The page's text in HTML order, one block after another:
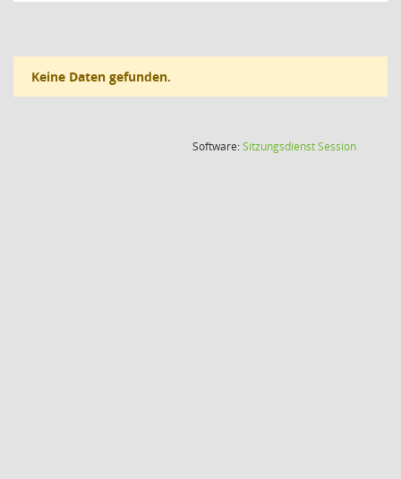
Keine Daten gefunden.
Software:SitzungsdienstSession(Wird in